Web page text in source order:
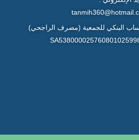
البنكي للجمعية (مصرف الراجحي)